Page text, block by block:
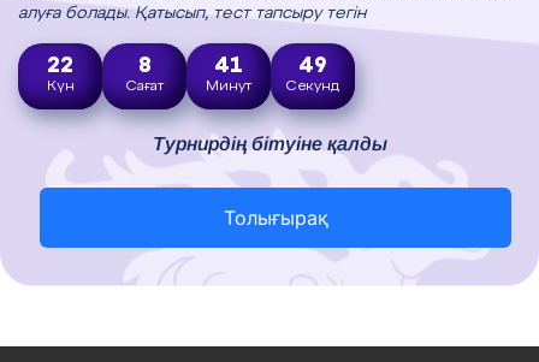
алуға болады. Қатысып, тест тапсыру тегін
22
Күн
8
Сағат
41
Минут
48
Секунд
Турнирдің бітуіне қалды
Толығырақ